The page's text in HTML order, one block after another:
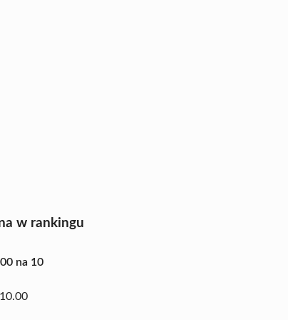
w rankingu
na 10
10.00